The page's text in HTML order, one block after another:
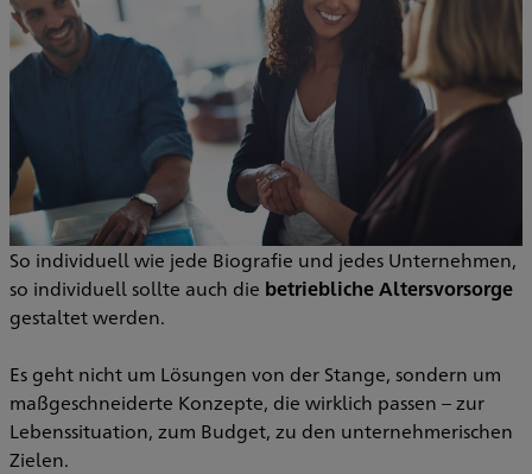
So individuell wie jede Biografie und jedes Unternehmen,
so individuell sollte auch die betriebliche Altersvorsorge
gestaltet werden.
Es geht nicht um Lösungen von der Stange, sondern um
maßgeschneiderte Konzepte, die wirklich passen – zur
Lebenssituation, zum Budget, zu den unternehmerischen
Zielen.